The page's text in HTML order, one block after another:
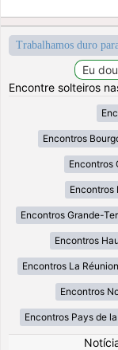
Trabalhamos duro
Encontre solteiros
Encontros
Encontros
Encontros Grande-
Encontros
Encontros La Réunion
Encontros
Encontros Pays de